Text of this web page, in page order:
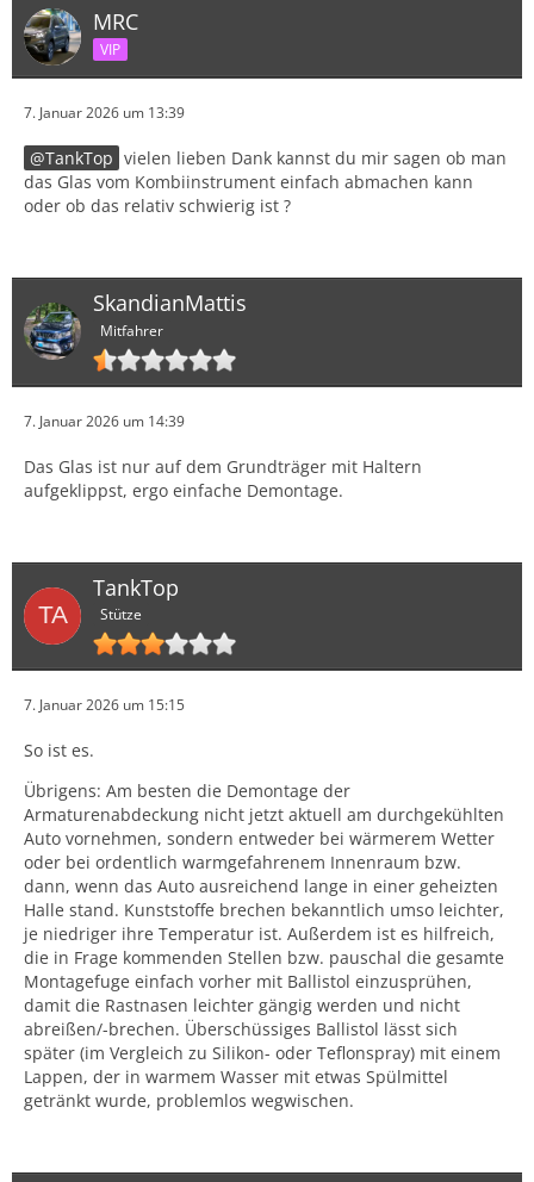
MRC
VIP
7. Januar 2026 um 13:39
TankTop vielen lieben Dank kannst du mir sagen ob man
das Glas vom Kombiinstrument einfach abmachen kann
oder ob das relativ schwierig ist ?
SkandianMattis
Mitfahrer
7. Januar 2026 um 14:39
Das Glas ist nur auf dem Grundträger mit Haltern
aufgeklippst, ergo einfache Demontage.
TankTop
Stütze
7. Januar 2026 um 15:15
So ist es.
Übrigens: Am besten die Demontage der
Armaturenabdeckung nicht jetzt aktuell am durchgekühlten
Auto vornehmen, sondern entweder bei wärmerem Wetter
oder bei ordentlich warmgefahrenem Innenraum bzw.
dann, wenn das Auto ausreichend lange in einer geheizten
Halle stand. Kunststoffe brechen bekanntlich umso leichter,
je niedriger ihre Temperatur ist. Außerdem ist es hilfreich,
die in Frage kommenden Stellen bzw. pauschal die gesamte
Montagefuge einfach vorher mit Ballistol einzusprühen,
damit die Rastnasen leichter gängig werden und nicht
abreißen/-brechen. Überschüssiges Ballistol lässt sich
später (im Vergleich zu Silikon- oder Teflonspray) mit einem
Lappen, der in warmem Wasser mit etwas Spülmittel
getränkt wurde, problemlos wegwischen.